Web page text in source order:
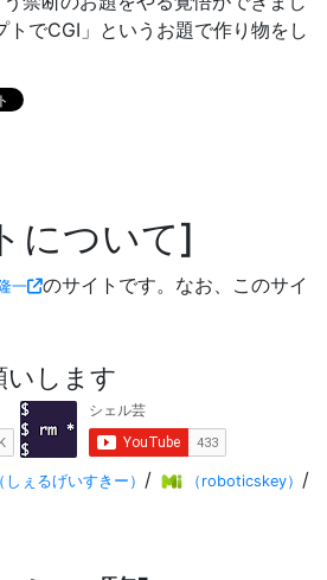
トでCGI」というお題で作り物をし
について
一
のサイトです。なお、このサイ
いします
（しぇるげいすきー） / （roboticskey） /